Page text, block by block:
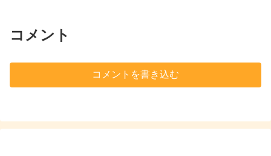
コメント
コメントを書き込む